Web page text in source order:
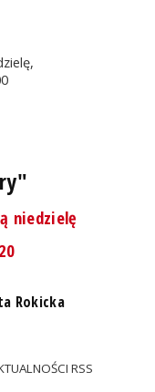
niedzielę
Rokicka
RSS